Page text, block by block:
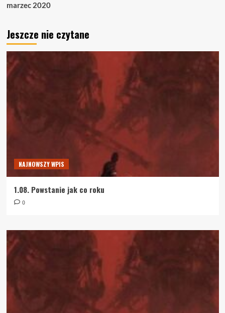
marzec 2020
Jeszcze nie czytane
NAJNOWSZY WPIS
1.08. Powstanie jak co roku
0